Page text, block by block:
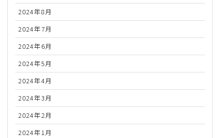
2024年8月
2024年7月
2024年6月
2024年5月
2024年4月
2024年3月
2024年2月
2024年1月